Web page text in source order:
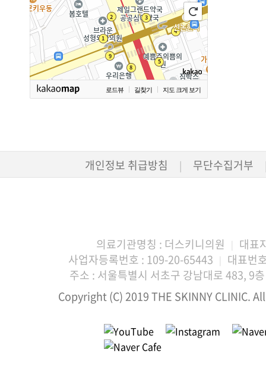
로드뷰 길찾기 지도 크게 보기
개인정보 취급방침 | 무단수집거부
의료기관명칭 : 더스키니의원 |
대표
사업자등록번호 : 109-20-65443 |
대표번
주소 : 서울특별시 서초구 강남대로 483, 9
Copyright (C) 2019 THE SKINNY CLINIC.